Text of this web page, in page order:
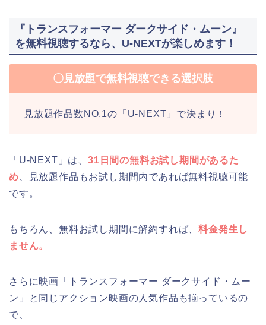
『トランスフォーマー ダークサイド・ムーン』
を無料視聴するなら、U-NEXTが楽しめます！
〇見放題で無料視聴できる選択肢
見放題作品数NO.1の「U-NEXT」で決まり！
「U-NEXT」は、 31日間の無料お試し期間があるた
め 、見放題作品もお試し期間内であれば無料視聴可能
です。
もちろん、無料お試し期間に解約すれば、料金発生し
ません。
さらに映画「トランスフォーマー ダークサイド・ムー
ン」と同じアクション映画の人気作品も揃っているの
で、